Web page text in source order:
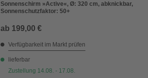
Sonnenschirm »Active«, Ø: 320 cm, abknickbar,
Sonnenschutzfaktor: 50+
ab 199,00 €
Verfügbarkeit im Markt prüfen
lieferbar
Zustellung 14.08. - 17.08.